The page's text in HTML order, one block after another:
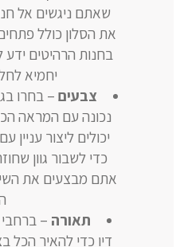
שאתם ניגשים אל
את הסלון כולל
בחנות הרהיטים
יחמיא
צבעים – בחרו
נכונה עם המראה
יכולים ליצור
כדי לשבור גוון
אתם מבצעים את
תאורה – ברחבי
דיו כדי להאיר הכל